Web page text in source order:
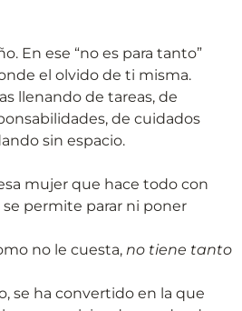
En ese “no es para tanto”
el olvido de ti misma.
llenando de tareas, de
de cuidados
sin espacio.
mujer que hace todo con
permite parar ni poner
no le cuesta, no tiene tanto
se ha convertido en la que